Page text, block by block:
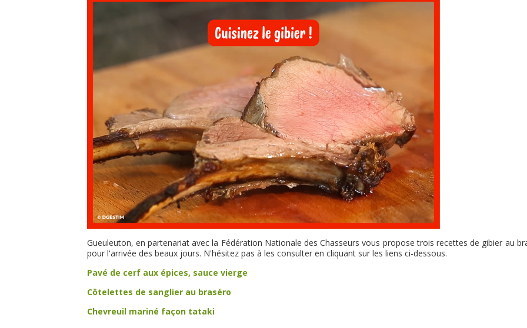
Gueuleuton, en partenariat avec la Fédération Nationale des Chasseurs vous propose trois recettes de gibier au
pour l'arrivée des beaux jours. N'hésitez pas à les consulter en cliquant sur les liens ci-dessous.
Pavé de cerf aux épices, sauce vierge
Côtelettes de sanglier au braséro
Chevreuil mariné façon tataki